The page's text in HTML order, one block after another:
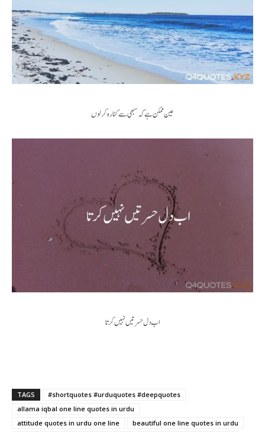
عین ممکن ہے کہ سبھی سے کنارہ کر لوں
اب دل حسرتیں نہیں کرتا
TAGS
#shortquotes #urduquotes #deepquotes
allama iqbal one line quotes in urdu
attitude quotes in urdu one line
beautiful one line quotes in urdu